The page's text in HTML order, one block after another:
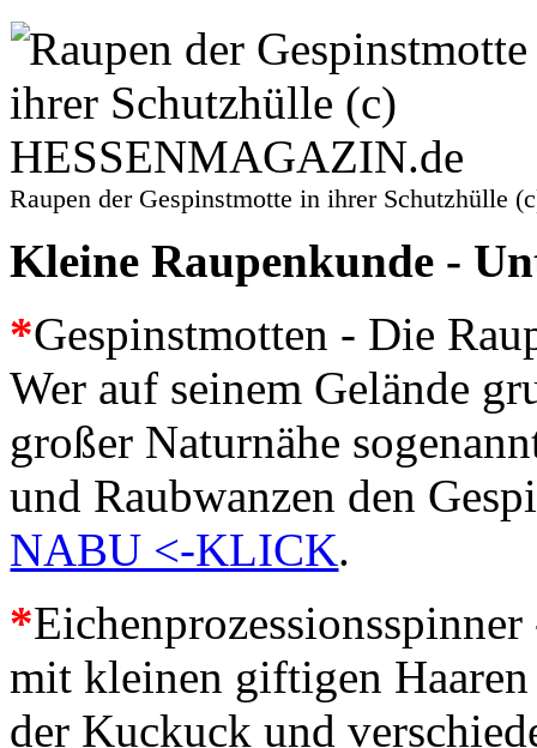
Raupen der Gespinstmotte in ihrer Schutzhülle
Kleine Raupenkunde -
*Gespinstmotten - Die
Wer auf seinem Gelände
großer Naturnähe
und Raubwanzen den
NABU <-KLICK.
*
mit kleinen giftigen Haaren
der Kuckuck und